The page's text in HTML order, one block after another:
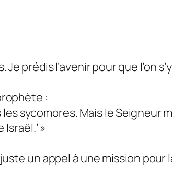
prédis l’avenir pour que l’on
:
sycomores. Mais le Seigneur
»
un appel à une mission pour